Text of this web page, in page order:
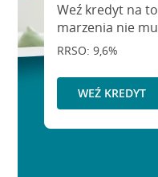
Weź kredyt na
marzenia nie
RRSO: 9,6%
WEŹ KREDYT